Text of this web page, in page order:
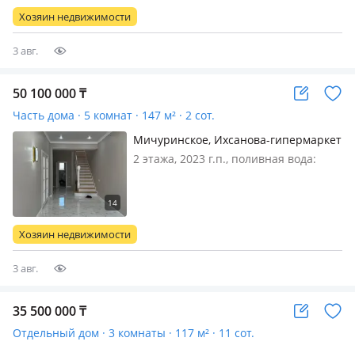
больница, магазин, река Чаган., На
участке сад и огор…
Хозяин недвижимости
3 авг.
50 100 000₸
Часть дома · 5 комнат · 147 м² · 2 сот.
Мичуринское, Ихсанова-гипермаркет
Дина
2 этажа, 2023 г.п., поливная вода:
новый садик в 1 минуте от дома,
гипермаркет Дина, школа…
Хозяин недвижимости
3 авг.
35 500 000₸
Отдельный дом · 3 комнаты · 117 м² · 11 сот.